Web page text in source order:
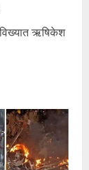
ऋषिकेश